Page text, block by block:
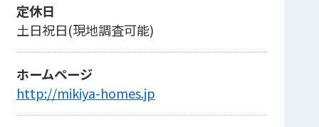
定休日
土日祝日(現地調査可能)
ホームページ
http://mikiya-homes.jp